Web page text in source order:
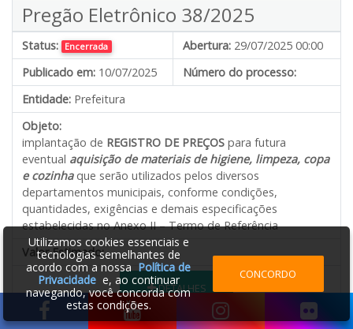
Pregão Eletrônico 38/2025
Status: Encerrada Abertura: 29/07/2025 00:00
Publicado em: 10/07/2025
Número do processo:
Entidade: Prefeitura
Objeto:
implantação de REGISTRO DE PREÇOS para futura
eventual aquisição de materiais de higiene, limpeza, copa
e cozinha que serão utilizados pelos diversos
departamentos municipais, conforme condições,
quantidades, exigências e demais especificações
estabelecidas no Anexo II – Termo de Referência
Valor Estimado:---
DETALHES
Utilizamos cookies essenciais e
tecnologias semelhantes de
acordo com a nossaPolítica de
Privacidadee, ao continuar
navegando, você concorda com
estas condições.
CONCORDO